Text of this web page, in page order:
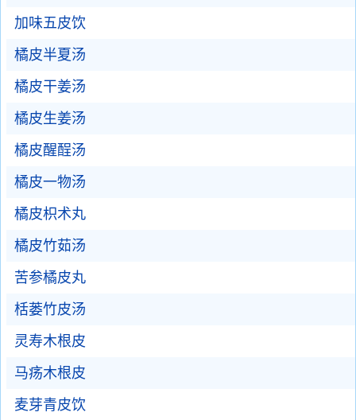
加味五皮饮
橘皮半夏汤
橘皮干姜汤
橘皮生姜汤
橘皮醒酲汤
橘皮一物汤
橘皮枳术丸
橘皮竹茹汤
苦参橘皮丸
栝蒌竹皮汤
灵寿木根皮
马疡木根皮
麦芽青皮饮